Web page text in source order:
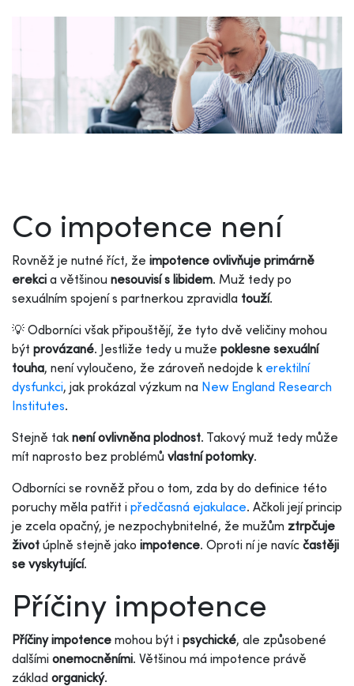
Co impotence není
Rovněž je nutné říct, že impotence ovlivňuje primárně
erekci a většinou nesouvisí s libidem. Muž tedy po
sexuálním spojení s partnerkou zpravidla touží.
💡 Odborníci však připouštějí, že tyto dvě veličiny mohou
být provázané. Jestliže tedy u muže poklesne sexuální
touha, není vyloučeno, že zároveň nedojde k erektilní
dysfunkci, jak prokázal výzkum na New England Research
Institutes.
Stejně tak není ovlivněna plodnost. Takový muž tedy může
mít naprosto bez problémů vlastní potomky.
Odborníci se rovněž přou o tom, zda by do definice této
poruchy měla patřit i předčasná ejakulace. Ačkoli její princip
je zcela opačný, je nezpochybnitelné, že mužům ztrpčuje
život úplně stejně jako impotence. Oproti ní je navíc častěji
se vyskytující.
Příčiny impotence
Příčiny impotence mohou být i psychické, ale způsobené
dalšími onemocněními. Většinou má impotence právě
základ organický.